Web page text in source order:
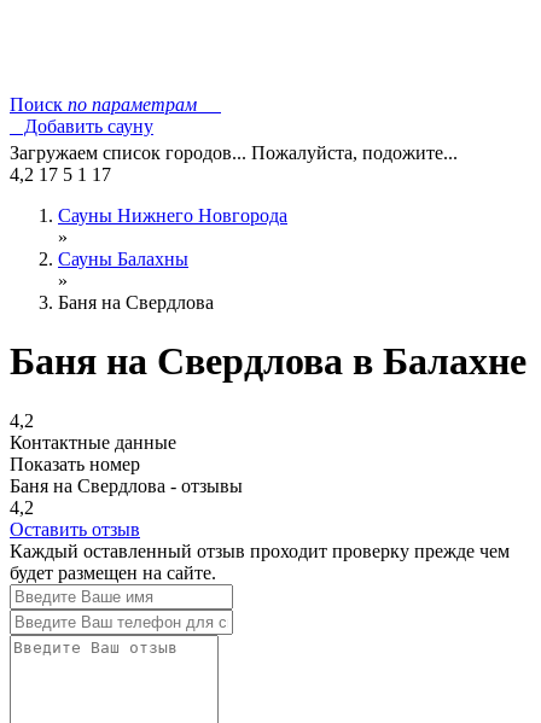
Поиск по параметрам
Добавить сауну
Загружаем список городов... Пожалуйста, подожите...
4,2 17 5 1 17
Сауны Нижнего Новгорода
»
Сауны Балахны
»
Баня на Свердлова
Баня на Свердлова в Балахне
4,2
Контактные данные
Показать номер
Баня на Свердлова - отзывы
4,2
Оставить отзыв
Каждый оставленный отзыв проходит проверку прежде чем
будет размещен на сайте.